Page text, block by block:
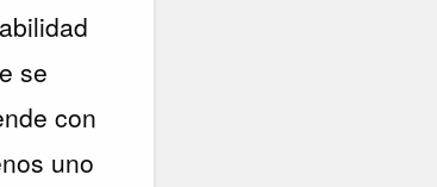
se
con
uno